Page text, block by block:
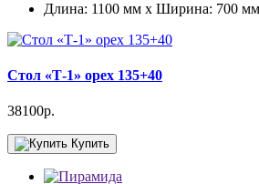
Длина: 1100 мм x Ширина: 700
Стол «Т-1» орех 135+40
38100р.
Купить